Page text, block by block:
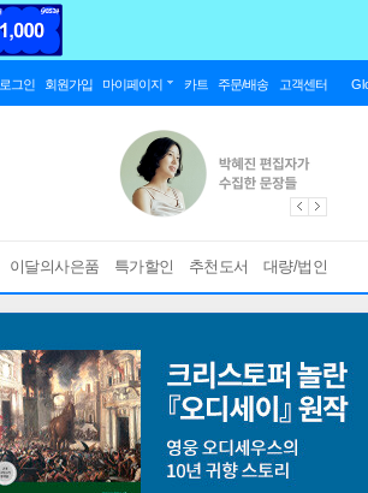
로그인 회원가입 마이페이지 카트 주문/배송 고객센터
이달의사은품 특가할인 추천도서 대량/법인